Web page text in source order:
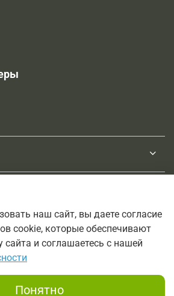
лечебных настоек и мазей на основе
наш сайт, вы даете согласие
cookie, которые обеспечивают
сайта и соглашаетесь с нашей
Понятно